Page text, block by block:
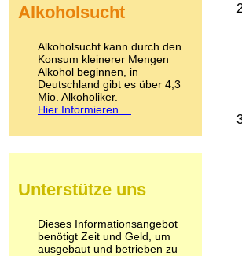
Kokain
LSD
Marihuana
Medikamente
Meskalin
Metamphetamin
Methadon
Pilze
Psychopharmaka
Schlafmittel
Schmerzmittel
Alkoholsucht
Alkoholsucht kann durch den
Konsum kleinerer Mengen
Alkohol beginnen, in
Deutschland gibt es über 4,3
Mio. Alkoholiker.
Hier Informieren ...
Unterstütze uns
Dieses Informationsangebot
benötigt Zeit und Geld, um
ausgebaut und betrieben zu